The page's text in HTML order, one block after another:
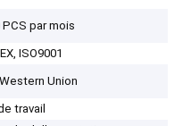
PCS par mois
ISO9001
Union
travail